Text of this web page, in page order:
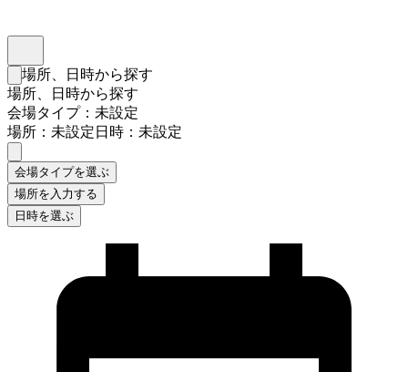
検索フォームを閉じる
場所、日時から探す
場所、日時から探す
会場タイプ：未設定
場所：未設定日時：未設定
会場タイプを選ぶ
場所を入力する
日時を選ぶ